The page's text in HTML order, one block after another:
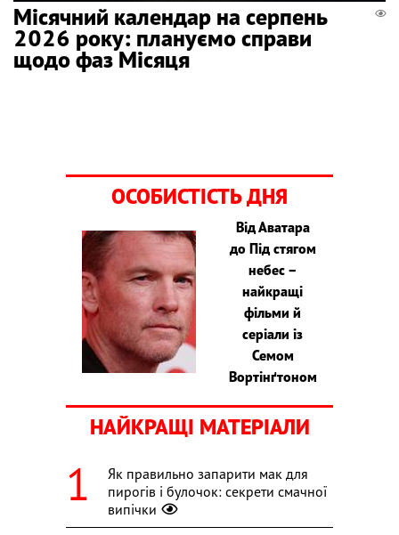
Місячний календар на серпень
2026 року: плануємо справи
щодо фаз Місяця
ОСОБИСТІСТЬ ДНЯ
Від Аватара
до Під стягом
небес –
найкращі
фільми й
серіали із
Семом
Вортінґтоном
НАЙКРАЩІ МАТЕРІАЛИ
Як правильно запарити мак для
пирогів і булочок: секрети смачної
випічки